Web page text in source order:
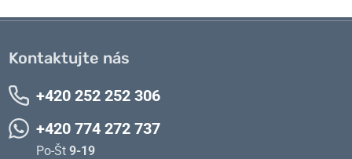
Kontaktujte nás
+420 252 252 306
+420 774 272 737
Po-Št 9-19